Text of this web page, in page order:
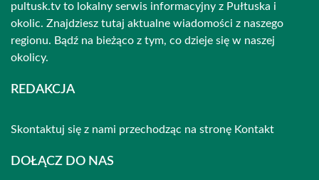
pultusk.tv to lokalny serwis informacyjny z Pułtuska i
okolic. Znajdziesz tutaj aktualne wiadomości z naszego
regionu. Bądź na bieżąco z tym, co dzieje się w naszej
okolicy.
REDAKCJA
Skontaktuj się z nami przechodząc na stronę Kontakt
DOŁĄCZ DO NAS